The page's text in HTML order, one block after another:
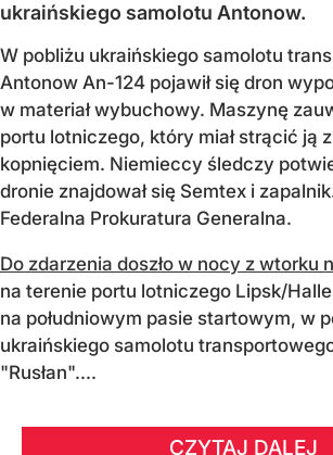
ukraińskiego samolotu Antonow.
W pobliżu ukraińskiego samolotu
Antonow An-124 pojawił się dron
w materiał wybuchowy. Maszynę
portu lotniczego, który miał strącić ją
kopnięciem. Niemieccy śledczy
dronie znajdował się Semtex i
Federalna Prokuratura Generalna.
Do zdarzenia doszło w nocy z wtorku
na terenie portu lotniczego Lipsk/
na południowym pasie startowym, w
ukraińskiego samolotu
"Rusłan"....
CZYTAJ DALEJ